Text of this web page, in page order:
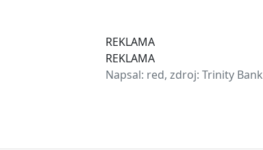
REKLAMA
REKLAMA
Napsal: red, zdroj: Trinity Bank